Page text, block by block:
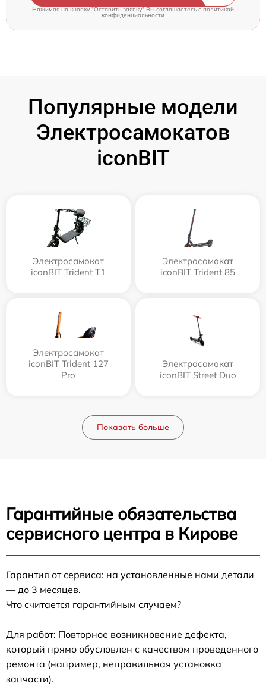
Нажимая на кнопку "Оставить заявку" Вы соглашаетесь cполитикой
конфиденциальности
Популярные модели
Электросамокатов
iconBIT
Электросамокат
iconBIT Trident T1
Электросамокат
iconBIT Trident 85
Электросамокат
iconBIT Trident 127
Pro
Электросамокат
iconBIT Street Duo
Показать больше
Гарантийные обязательства
сервисного центра в Кирове
Гарантия от сервиса: на установленные нами детали
— до 3 месяцев.
Что считается гарантийным случаем?
Для работ: Повторное возникновение дефекта,
который прямо обусловлен с качеством проведенного
ремонта (например, неправильная установка
запчасти).